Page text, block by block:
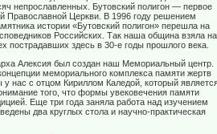
непрославленных. Бутовский полигон — первое
Православной Церкви. В 1996 году решением
истории «Бутовский полигон» перешла на
Российских. Так наша община взяла на
пострадавших здесь в 30-е годы прошлого века.
Алексия был создан наш Мемориальный центр.
мемориального комплекса памяти жертв
нас с отцом Кириллом Каледой, который
того, что формы увековечения памяти
Еще три года заняла работа над изучением
два круглых стола и научно-практическая